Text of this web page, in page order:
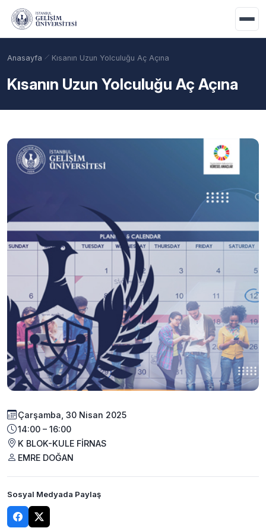
Ana içeriğe geç
Taban Puanlar
Anasayfa Kısanın Uzun Yolculuğu Aç Açına
Kısanın Uzun Yolculuğu Aç Açına
Çarşamba, 30 Nisan 2025
14:00 – 16:00
K BLOK-KULE FİRNAS
EMRE DOĞAN
Sosyal Medyada Paylaş